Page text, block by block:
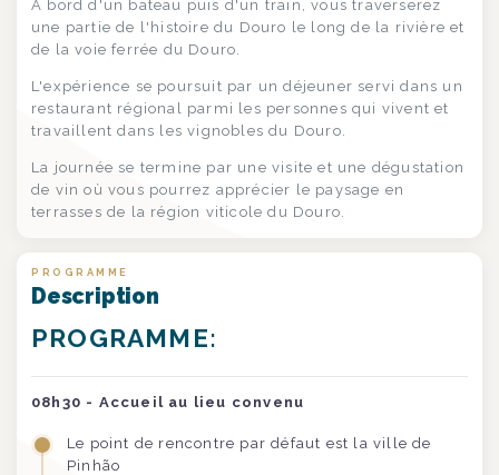
À bord d'un bateau puis d'un train, vous traverserez
une partie de l'histoire du Douro le long de la rivière et
de la voie ferrée du Douro.
L'expérience se poursuit par un déjeuner servi dans un
restaurant régional parmi les personnes qui vivent et
travaillent dans les vignobles du Douro.
La journée se termine par une visite et une dégustation
de vin où vous pourrez apprécier le paysage en
terrasses de la région viticole du Douro.
PROGRAMME
Description
PROGRAMME:
08h30 - Accueil au lieu convenu
Le point de rencontre par défaut est la ville de
Pinhão